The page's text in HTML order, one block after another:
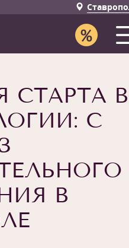
СТАРТА В
С
В